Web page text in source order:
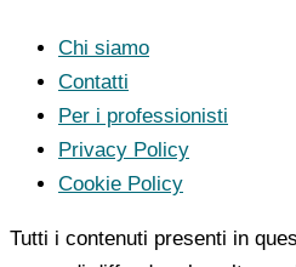
Chi siamo
Contatti
Per i professionisti
Privacy Policy
Cookie Policy
Tutti i contenuti presenti in